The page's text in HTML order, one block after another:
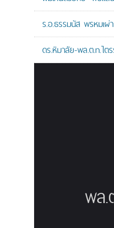
ร.อ.ธรรมนัส พรหมเผ่
ดร.หิมาลัย-พล.ต.ท.ไ
พล